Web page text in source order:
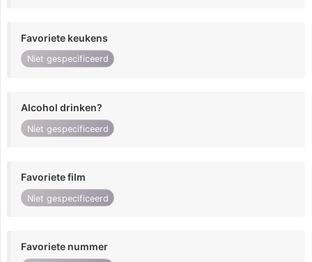
Favoriete keukens
Niet gespecificeerd
Alcohol drinken?
Niet gespecificeerd
Favoriete film
Niet gespecificeerd
Favoriete nummer